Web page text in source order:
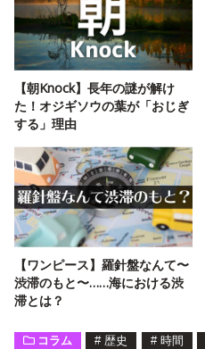
【朝Knock】長年の謎が解け
た！オジギソウの葉が「おじぎ
する」理由
【ワンピース】羅針盤なんて〜
渋滞のもと〜……海における渋
滞とは？
コラム # 歴史 # 時間